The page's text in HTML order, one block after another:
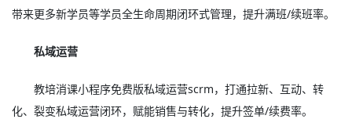
带来更多新学员等学员全生命周期闭环式管理，提升满班/续班率。
私域运营
教培消课小程序免费版私域运营scrm，打通拉新、互动、转
化、裂变私域运营闭环，赋能销售与转化，提升签单/续费率。